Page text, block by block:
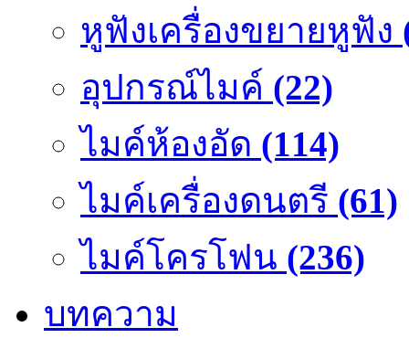
หูฟังเครื่องขยายหูฟัง
อุปกรณ์ไมค์ (22)
ไมค์ห้องอัด (114)
ไมค์เครื่องดนตรี (61)
ไมค์โครโฟน (236)
บทความ